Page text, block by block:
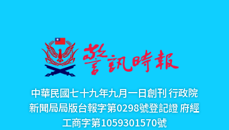
中華民國七十九年九月一日創刊 行政院
新聞局局版台報字第0298號登記證 府經
工商字第1059301570號